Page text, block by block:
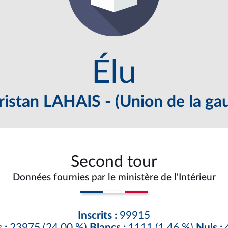
Élu
LAHAIS - (Union de la
Second tour
Données fournies par le ministère de l'Intérieur
Inscrits : 99915